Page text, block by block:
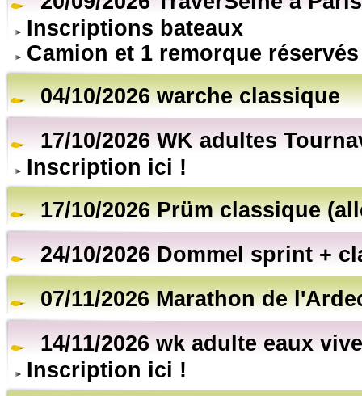
Inscriptions bateaux
Camion et 1 remorque réservés
04/10/2026 warche classique
17/10/2026 WK adultes
Inscription ici !
17/10/2026 Prüm classique
24/10/2026 Dommel sprint +
07/11/2026 Marathon de
14/11/2026 wk adulte eaux
Inscription ici !